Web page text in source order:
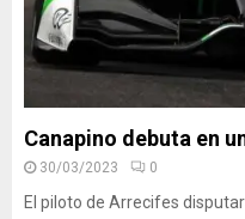
Canapino debuta en
30/03/2023 0
El piloto de Arrecifes